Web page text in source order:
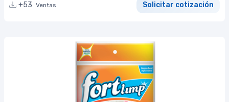
+53 Ventas Solicitar cotización